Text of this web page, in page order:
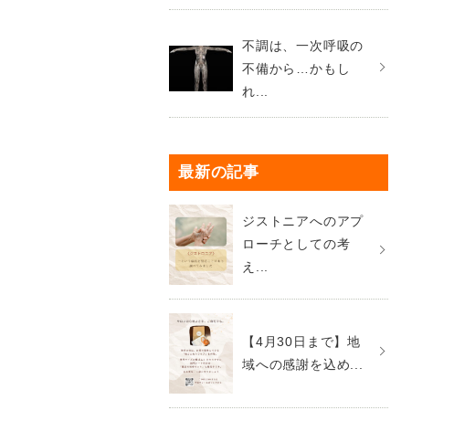
不調は、一次呼吸の
不備から…かもし
れ...
最新の記事
ジストニアへのアプ
ローチとしての考
え...
【4月30日まで】地
域への感謝を込め...